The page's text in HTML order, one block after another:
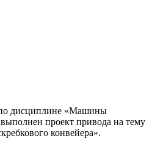
дисциплине «Машины
проект привода на тему
конвейера».